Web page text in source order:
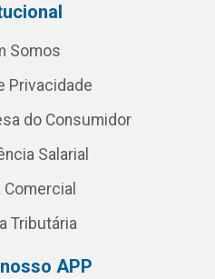
Somos
Privacidade
do Consumidor
Salarial
Tributária
APP